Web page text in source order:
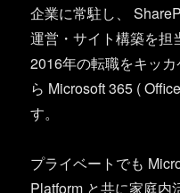
企業に常駐し、
運営・サイト構築を担
2016年の転職をキッ
ら Microsoft 365 (
す。
プライベートでも
Platform と共に家庭内